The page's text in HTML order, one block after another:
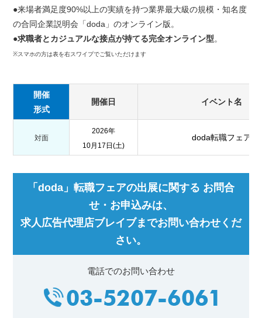
●来場者満足度90%以上の実績を持つ業界最大級の規模・知名度
の合同企業説明会「doda」のオンライン版。
●求職者とカジュアルな接点が持てる完全オンライン型。
※スマホの方は表を右スワイプでご覧いただけます
開催
形式
開催日 イベント名
対面
2026年
10月17日(土)
doda転職フェア
「doda」転職フェアの出展に関する お問合
せ・お申込みは、
求人広告代理店ブレイブまでお問い合わせくだ
さい。
電話でのお問い合わせ